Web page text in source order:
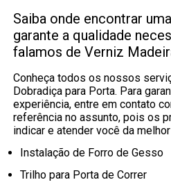
Saiba onde encontrar
garante a qualidade
falamos de Verniz
Conheça todos os nossos
Dobradiça para Porta. Para
experiência, entre em contato
referência no assunto, pois os
indicar e atender você da
Instalação de Forro de Gesso
Trilho para Porta de Correr